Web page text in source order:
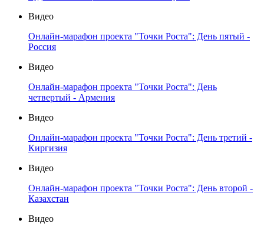
Видео
Онлайн-марафон проекта "Точки Роста": День пятый -
Россия
Видео
Онлайн-марафон проекта "Точки Роста": День
четвертый - Армения
Видео
Онлайн-марафон проекта "Точки Роста": День третий -
Киргизия
Видео
Онлайн-марафон проекта "Точки Роста": День второй -
Казахстан
Видео